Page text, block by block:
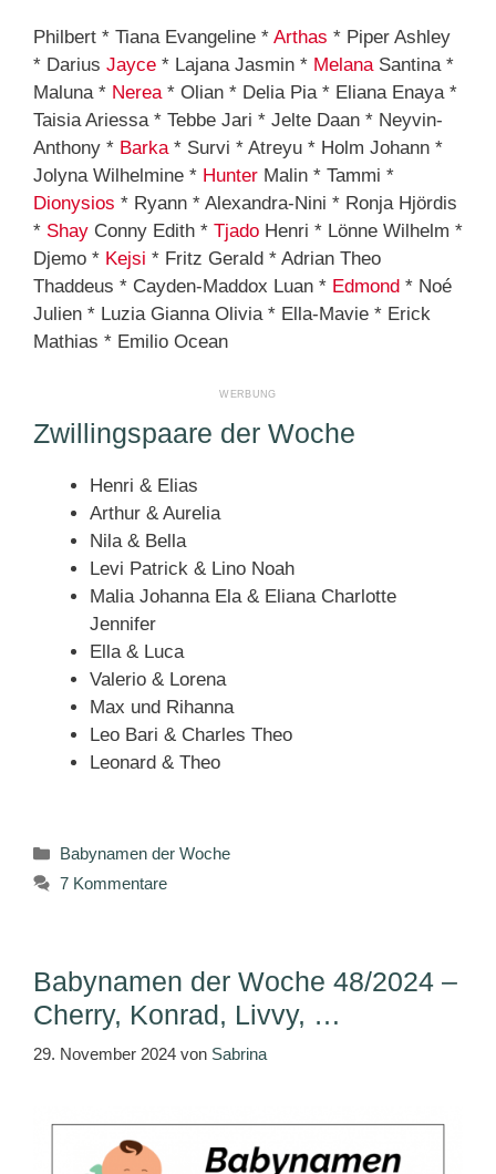
Philbert * Tiana Evangeline * Arthas * Piper Ashley
* Darius Jayce * Lajana Jasmin * Melana Santina *
Maluna * Nerea * Olian * Delia Pia * Eliana Enaya *
Taisia Ariessa * Tebbe Jari * Jelte Daan * Neyvin-
Anthony * Barka * Survi * Atreyu * Holm Johann *
Jolyna Wilhelmine * Hunter Malin * Tammi *
Dionysios * Ryann * Alexandra-Nini * Ronja Hjördis
* Shay Conny Edith * Tjado Henri * Lönne Wilhelm *
Djemo * Kejsi * Fritz Gerald * Adrian Theo
Thaddeus * Cayden-Maddox Luan * Edmond * Noé
Julien * Luzia Gianna Olivia * Ella-Mavie * Erick
Mathias * Emilio Ocean
Zwillingspaare der Woche
Henri & Elias
Arthur & Aurelia
Nila & Bella
Levi Patrick & Lino Noah
Malia Johanna Ela & Eliana Charlotte
Jennifer
Ella & Luca
Valerio & Lorena
Max und Rihanna
Leo Bari & Charles Theo
Leonard & Theo
Kategorien
Babynamen der Woche
7 Kommentare
Babynamen der Woche 48/2024 –
Cherry, Konrad, Livvy, …
29. November 2024 von Sabrina